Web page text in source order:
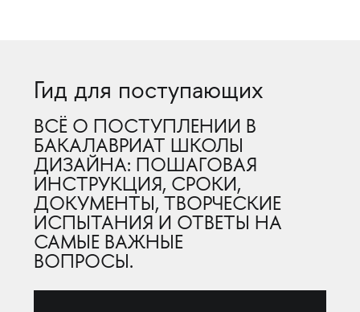
Гид для поступающих
ВСЁ О ПОСТУПЛЕНИИ В
БАКАЛАВРИАТ ШКОЛЫ
ДИЗАЙНА: ПОШАГОВАЯ
ИНСТРУКЦИЯ, СРОКИ,
ДОКУМЕНТЫ, ТВОРЧЕСКИЕ
ИСПЫТАНИЯ И ОТВЕТЫ НА
САМЫЕ ВАЖНЫЕ
ВОПРОСЫ.